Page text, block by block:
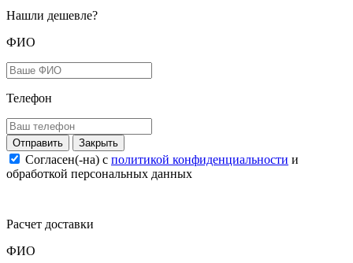
Нашли дешевле?
ФИО
Телефон
Закрыть
Согласен(-на) c политикой конфиденциальности и
обработкой персональных данных
Расчет доставки
ФИО